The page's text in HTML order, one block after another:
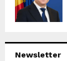
Newsletter